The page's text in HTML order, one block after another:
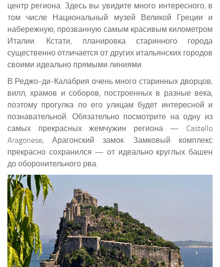
центр региона. Здесь вы увидите много интересного, в
том числе Национальный музей Великой Греции и
набережную, прозванную самым красивым километром
Италии. Кстати, планировка старинного города
существенно отличается от других итальянских городов
своими идеально прямыми линиями.
В Реджо-ди-Калабрия очень много старинных дворцов,
вилл, храмов и соборов, построенных в разные века,
поэтому прогулка по его улицам будет интересной и
познавательной. Обязательно посмотрите на одну из
самых прекрасных жемчужин региона — Castello
Aragonese, Арагонский замок. Замковый комплекс
прекрасно сохранился — от идеально круглых башен
до оборонительного рва.